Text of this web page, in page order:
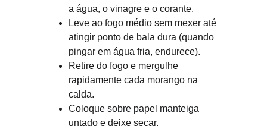
a água, o vinagre e o corante.
Leve ao fogo médio sem mexer até
atingir ponto de bala dura (quando
pingar em água fria, endurece).
Retire do fogo e mergulhe
rapidamente cada morango na
calda.
Coloque sobre papel manteiga
untado e deixe secar.